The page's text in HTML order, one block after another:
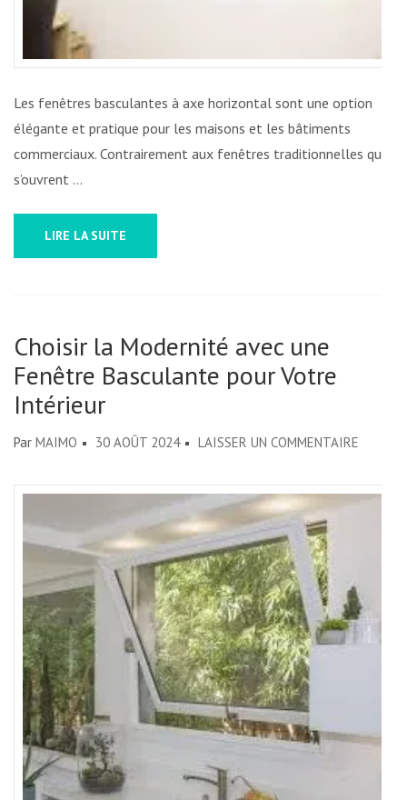
Les fenêtres basculantes à axe horizontal sont une option
élégante et pratique pour les maisons et les bâtiments
commerciaux. Contrairement aux fenêtres traditionnelles qui
s’ouvrent …
LIRE LA SUITE
Choisir la Modernité avec une
Fenêtre Basculante pour Votre
Intérieur
Par MAIMO 30 AOÛT 2024 LAISSER UN COMMENTAIRE
LA
POUR